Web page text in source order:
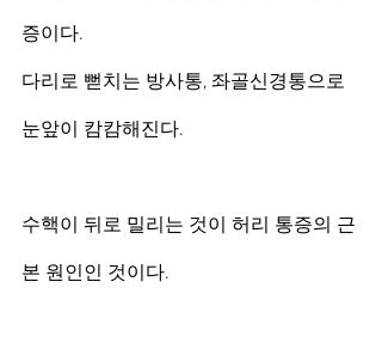
증이다.
다리로 뻗치는 방사통, 좌골신경통으로
눈앞이 캄캄해진다.
수핵이 뒤로 밀리는 것이 허리 통증의 근
본 원인인 것이다.